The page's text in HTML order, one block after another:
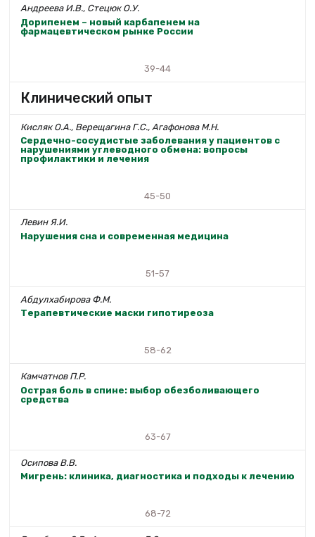
Андреева И.В., Стецюк О.У.
Дорипенем – новый карбапенем на
фармацевтическом рынке России
39-44
Клинический опыт
Кисляк О.А., Верещагина Г.С., Агафонова М.Н.
Сердечно-сосудистые заболевания у пациентов с
нарушениями углеводного обмена: вопросы
профилактики и лечения
45-50
Левин Я.И.
Нарушения сна и современная медицина
51-57
Абдулхабирова Ф.М.
Терапевтические маски гипотиреоза
58-62
Камчатнов П.Р.
Острая боль в спине: выбор обезболивающего
средства
63-67
Осипова В.В.
Мигрень: клиника, диагностика и подходы к лечению
68-72